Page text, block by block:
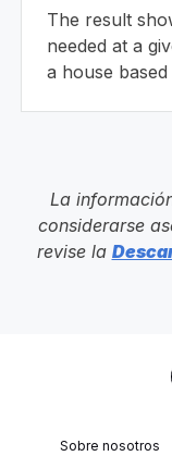
The result
needed at a
a house
La
considerarse
revise la
Sobre nosotros